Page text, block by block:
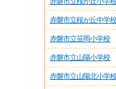
赤磐市立桜が丘中学校
赤磐市立笹岡小学校
赤磐市立山陽小学校
赤磐市立山陽北小学校